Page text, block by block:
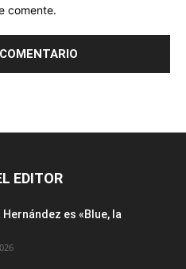
comente.
EDITOR
es «Blue, la